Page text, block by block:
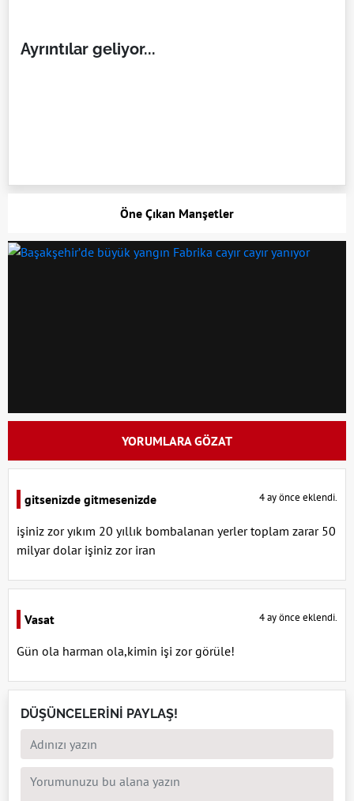
Ayrıntılar geliyor...
Öne Çıkan Manşetler
YORUMLARA GÖZAT
gitsenizde gitmesenizde 4 ay önce eklendi.
işiniz zor yıkım 20 yıllık bombalanan yerler toplam zarar 50
milyar dolar işiniz zor iran
Vasat 4 ay önce eklendi.
Gün ola harman ola,kimin işi zor görüle!
DÜŞÜNCELERİNİ PAYLAŞ!